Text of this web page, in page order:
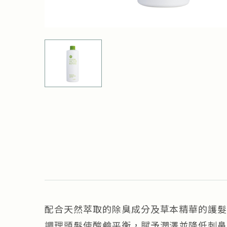
配合天然萃取的除臭成分及草本精華的護髮